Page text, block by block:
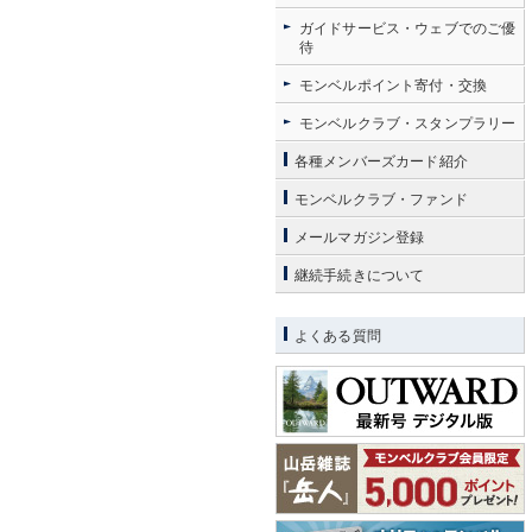
ガイドサービス・ウェブでのご優
待
モンベルポイント寄付・交換
モンベルクラブ・スタンプラリー
各種メンバーズカード紹介
モンベルクラブ・ファンド
メールマガジン登録
継続手続きについて
よくある質問